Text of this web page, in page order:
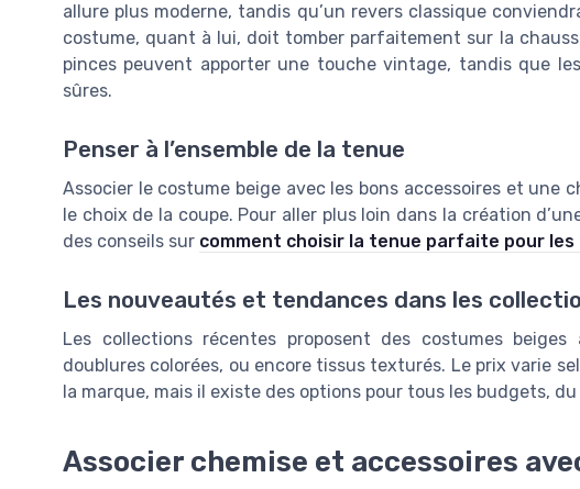
allure plus moderne, tandis qu’un revers classique
costume, quant à lui, doit tomber parfaitement sur la
pinces peuvent apporter une touche vintage, tandis que
sûres.
Penser à l’ensemble de la tenue
Associer le costume beige avec les bons accessoires et
le choix de la coupe. Pour aller plus loin dans la création
des conseils sur comment choisir la tenue parfaite pour les
Les nouveautés et tendances dans les
Les collections récentes proposent des costumes
doublures colorées, ou encore tissus texturés. Le prix varie
la marque, mais il existe des options pour tous les budgets,
Associer chemise et accessoires